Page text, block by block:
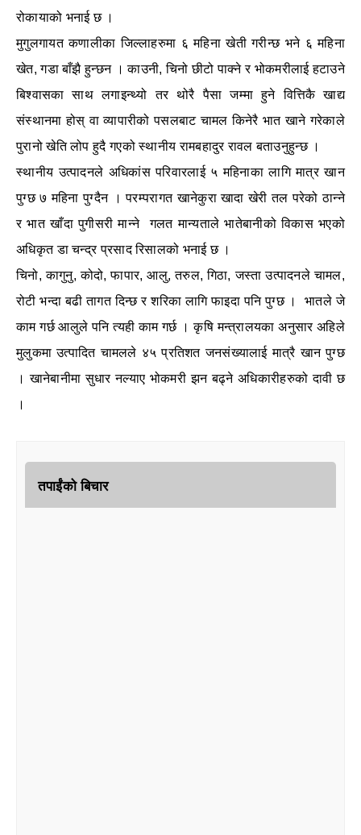
रोकायाको भनाई छ ।
मुगुलगायत कणालीका जिल्लाहरुमा ६ महिना खेती गरीन्छ भने ६ महिना
खेत, गडा बाँझै हुन्छन । काउनी, चिनो छीटो पाक्ने र भोकमरीलाई हटाउने
बिश्वासका साथ लगाइन्थ्यो तर थोरै पैसा जम्मा हुने वित्तिकै खाद्य
संस्थानमा होस् वा व्यापारीको पसलबाट चामल किनेरै भात खाने गरेकाले
पुरानो खेति लोप हुदै गएको स्थानीय रामबहादुर रावल बताउनुहुन्छ ।
स्थानीय उत्पादनले अधिकांस परिवारलाई ५ महिनाका लागि मात्र खान
पुग्छ ७ महिना पुग्दैन । परम्परागत खानेकुरा खादा खेरी तल परेको ठान्ने
र भात खाँदा पुगीसरी मान्ने गलत मान्यताले भातेबानीको विकास भएको
अधिकृत डा चन्द्र प्रसाद रिसालको भनाई छ ।
चिनो, कागुनु, कोदो, फापार, आलु, तरुल, गिठा, जस्ता उत्पादनले चामल,
रोटी भन्दा बढी तागत दिन्छ र शरिका लागि फाइदा पनि पुग्छ । भातले जे
काम गर्छ आलुले पनि त्यही काम गर्छ । कृषि मन्त्रालयका अनुसार अहिले
मुलुकमा उत्पादित चामलले ४५ प्रतिशत जनसंख्यालाई मात्रै खान पुग्छ
। खानेबानीमा सुधार नल्याए भोकमरी झन बढ्ने अधिकारीहरुको दावी छ
।
तपाईंको बिचार